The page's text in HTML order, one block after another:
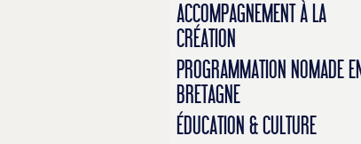
ACCOMPAGNEMENT À LA
CRÉATION
PROGRAMMATION NOMADE EN
BRETAGNE
ÉDUCATION & CULTURE